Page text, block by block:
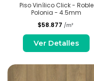
Piso Vinílico Click - Roble
Polonia - 4.5mm
$58.877 /m²
Ver Detalles